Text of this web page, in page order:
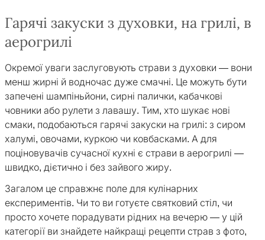
Гарячі закуски з духовки, на грилі, в
аерогрилі
Окремої уваги заслуговують страви з духовки — вони
менш жирні й водночас дуже смачні. Це можуть бути
запечені шампіньйони, сирні палички, кабачкові
човники або рулети з лавашу. Тим, хто шукає нові
смаки, подобаються гарячі закуски на грилі: з сиром
халумі, овочами, куркою чи ковбасками. А для
поціновувачів сучасної кухні є страви в аерогрилі —
швидко, дієтично і без зайвого жиру.
Загалом це справжнє поле для кулінарних
експериментів. Чи то ви готуєте святковий стіл, чи
просто хочете порадувати рідних на вечерю — у цій
категорії ви знайдете найкращі рецепти страв з фото,